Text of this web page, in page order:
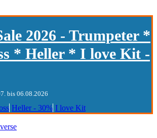
2026 - Trumpeter *
* Heller * I love Kit -
bis 06.08.2026
Heller - 30% I love Kit